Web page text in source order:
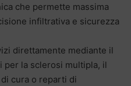
che permette massima
infiltrativa e sicurezza
direttamente mediante il
per la sclerosi multipla, il
cura o reparti di